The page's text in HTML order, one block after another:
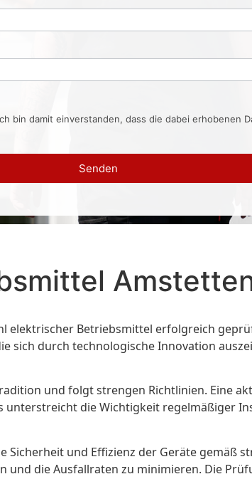
bin damit einverstanden, dass die dabei erhobenen
Senden
elektrischer Betriebsmittel erfolgreich
sich durch technologische Innovation
und folgt strengen Richtlinien. Eine
die Wichtigkeit regelmäßiger
Sicherheit und Effizienz der Geräte gemäß
die Ausfallraten zu minimieren. Die